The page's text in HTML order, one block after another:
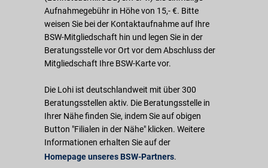
Aufnahmegebühr in Höhe von 15,- €. Bitte
weisen Sie bei der Kontaktaufnahme auf Ihre
BSW-Mitgliedschaft hin und legen Sie in der
Beratungsstelle vor Ort vor dem Abschluss der
Mitgliedschaft Ihre BSW-Karte vor.
Die Lohi ist deutschlandweit mit über 300
Beratungsstellen aktiv. Die Beratungsstelle in
Ihrer Nähe finden Sie, indem Sie auf obigen
Button "Filialen in der Nähe" klicken. Weitere
Informationen erhalten Sie auf der
Homepage unseres BSW-Partners.